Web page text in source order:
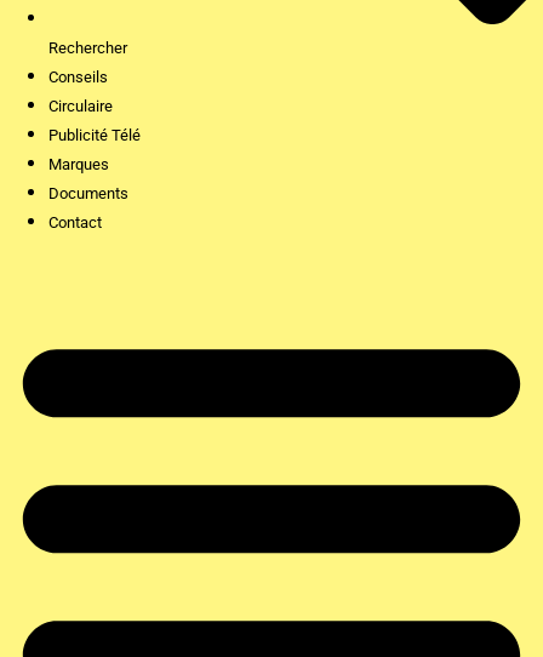
Rechercher
Conseils
Circulaire
Publicité Télé
Marques
Documents
Contact